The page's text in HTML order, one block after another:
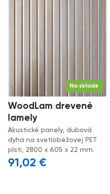
Na sklade
WoodLam drevené
lamely
Akustické panely, dubová
dyha na svetlobéžovej PET
plsti, 2800 x 605 x 22 mm.
91,02 €